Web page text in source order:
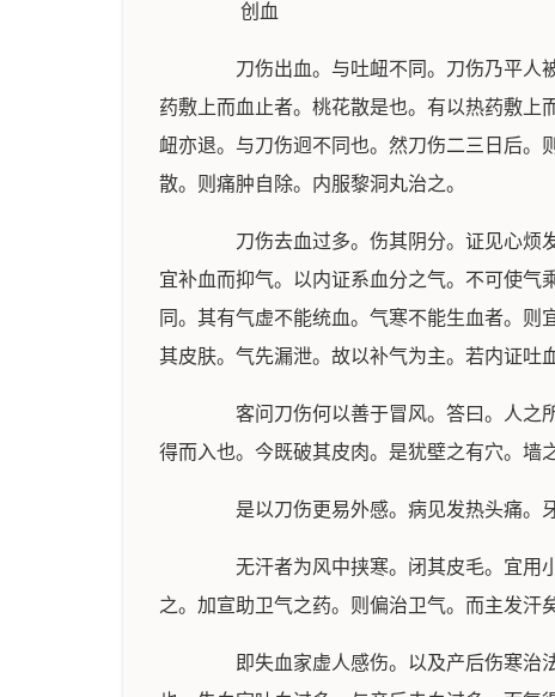
创血
刀伤出血。与吐衄不同。刀伤乃平人被
药敷上而血止者。桃花散是也。有以热药敷上
衄亦退。与刀伤迥不同也。然刀伤二三日后。
散。则痛肿自除。内服黎洞丸治之。
刀伤去血过多。伤其阴分。证见心烦发
宜补血而抑气。以内证系血分之气。不可使气
同。其有气虚不能统血。气寒不能生血者。
其皮肤。气先漏泄。故以补气为主。若内证吐
客问刀伤何以善于冒风。答曰。人之所
得而入也。今既破其皮肉。是犹壁之有穴。墙
是以刀伤更易外感。病见发热头痛。牙
无汗者为风中挟寒。闭其皮毛。宜用小
之。加宣助卫气之药。则偏治卫气。而主发汗
即失血家虚人感伤。以及产后伤寒治法